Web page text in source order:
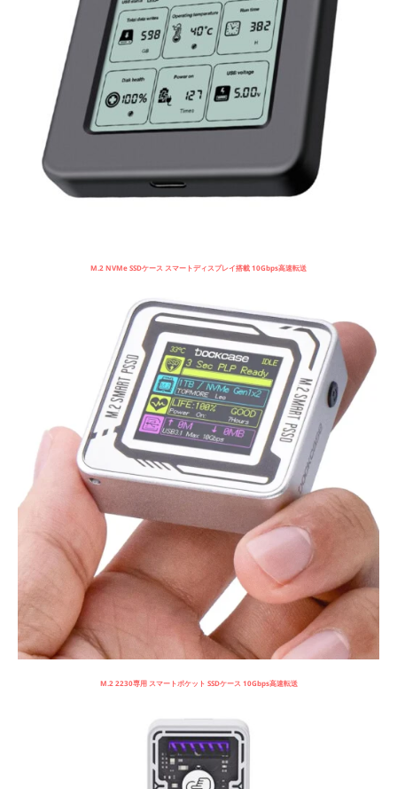
M.2 NVMe SSDケース スマートディスプレイ搭載 10Gbps高速転送
M.2 2230専用 スマートポケット SSDケース 10Gbps高速転送